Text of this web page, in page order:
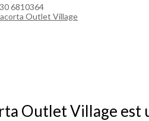
6810364
Outlet Village
Outlet Village est